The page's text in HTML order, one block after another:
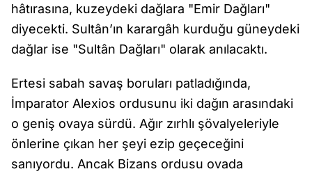
hâtırasına, kuzeydeki dağlara "Emir Dağları"
diyecekti. Sultân’ın karargâh kurduğu güneydeki
dağlar ise "Sultân Dağları" olarak anılacaktı.
Ertesi sabah savaş boruları patladığında,
İmparator Alexios ordusunu iki dağın arasındaki
o geniş ovaya sürdü. Ağır zırhlı şövalyeleriyle
önlerine çıkan her şeyi ezip geçeceğini
sanıyordu. Ancak Bizans ordusu ovada